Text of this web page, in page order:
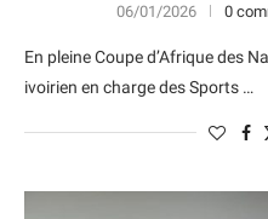
06/01/2026 0
En pleine Coupe d’Afrique des
ivoirien en charge des Sports …